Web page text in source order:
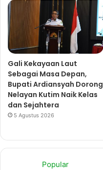
Gali Kekayaan Laut
Sebagai Masa Depan,
Bupati Ardiansyah Dorong
Nelayan Kutim Naik Kelas
dan Sejahtera
5 Agustus 2026
Popular